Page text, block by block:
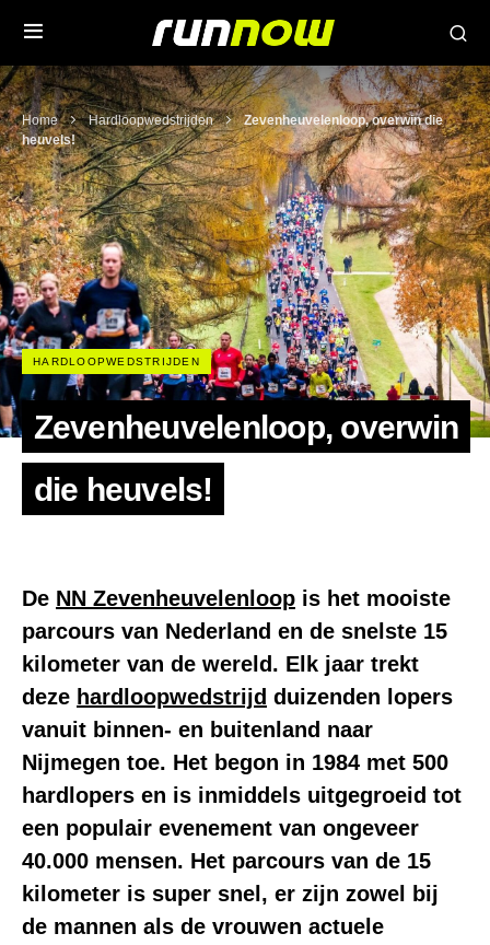
Home Hardloopwedstrijden
Zevenheuvelenloop, overwin die
heuvels!
HARDLOOPWEDSTRIJDEN
Zevenheuvelenloop, overwin
die heuvels!
De NN Zevenheuvelenloop is het mooiste
parcours van Nederland en de snelste 15
kilometer van de wereld. Elk jaar trekt
deze hardloopwedstrijd duizenden lopers
vanuit binnen- en buitenland naar
Nijmegen toe. Het begon in 1984 met 500
hardlopers en is inmiddels uitgegroeid tot
een populair evenement van ongeveer
40.000 mensen. Het parcours van de 15
kilometer is super snel, er zijn zowel bij
de mannen als de vrouwen actuele